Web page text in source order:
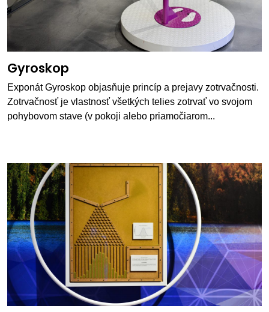
Gyroskop
Exponát Gyroskop objasňuje princíp a prejavy zotrvačnosti.
Zotrvačnosť je vlastnosť všetkých telies zotrvať vo svojom
pohybovom stave (v pokoji alebo priamočiarom...